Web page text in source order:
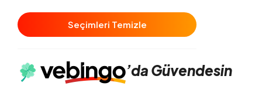
Seçimleri Temizle
’da Güvendesin